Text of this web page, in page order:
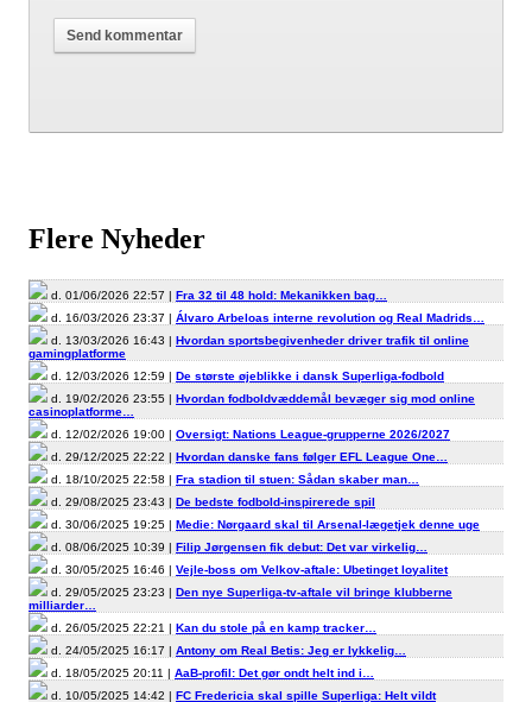
Flere Nyheder
d. 01/06/2026 22:57 | Fra 32 til 48 hold: Mekanikken bag…
d. 16/03/2026 23:37 | Álvaro Arbeloas interne revolution og Real Madrids…
d. 13/03/2026 16:43 | Hvordan sportsbegivenheder driver trafik til online
gamingplatforme
d. 12/03/2026 12:59 | De største øjeblikke i dansk Superliga-fodbold
d. 19/02/2026 23:55 | Hvordan fodboldvæddemål bevæger sig mod online
casinoplatforme…
d. 12/02/2026 19:00 | Oversigt: Nations League-grupperne 2026/2027
d. 29/12/2025 22:22 | Hvordan danske fans følger EFL League One…
d. 18/10/2025 22:58 | Fra stadion til stuen: Sådan skaber man…
d. 29/08/2025 23:43 | De bedste fodbold-inspirerede spil
d. 30/06/2025 19:25 | Medie: Nørgaard skal til Arsenal-lægetjek denne uge
d. 08/06/2025 10:39 | Filip Jørgensen fik debut: Det var virkelig…
d. 30/05/2025 16:46 | Vejle-boss om Velkov-aftale: Ubetinget loyalitet
d. 29/05/2025 23:23 | Den nye Superliga-tv-aftale vil bringe klubberne
milliarder…
d. 26/05/2025 22:21 | Kan du stole på en kamp tracker…
d. 24/05/2025 16:17 | Antony om Real Betis: Jeg er lykkelig…
d. 18/05/2025 20:11 | AaB-profil: Det gør ondt helt ind i…
d. 10/05/2025 14:42 | FC Fredericia skal spille Superliga: Helt vildt